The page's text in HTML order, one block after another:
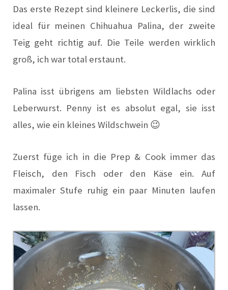
Das erste Rezept sind kleinere Leckerlis, die sind
ideal für meinen Chihuahua Palina, der zweite
Teig geht richtig auf. Die Teile werden wirklich
groß, ich war total erstaunt.
Palina isst übrigens am liebsten Wildlachs oder
Leberwurst. Penny ist es absolut egal, sie isst
alles, wie ein kleines Wildschwein 😉
Zuerst füge ich in die Prep & Cook immer das
Fleisch, den Fisch oder den Käse ein. Auf
maximaler Stufe ruhig ein paar Minuten laufen
lassen.